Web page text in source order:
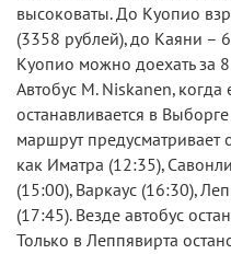
высоковаты. До Куопио
(3358 рублей), до Каяни –
Куопио можно доехать за
Автобус M. Niskanen, когда
останавливается в
маршрут предусматривает
как Иматра (12:35),
(15:00), Варкаус (16:30),
(17:45). Везде автобус
Только в Леппявирта